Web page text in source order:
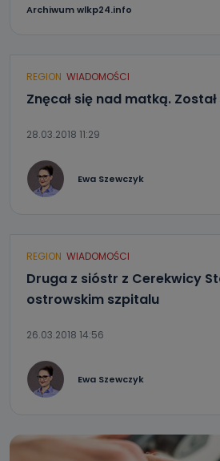
Archiwum wlkp24.info
REGION WIADOMOŚCI
Znęcał się nad matką.
28.03.2018 11:29
Ewa Szewczyk
REGION WIADOMOŚCI
Druga z sióstr z Cerekwicy
ostrowskim szpitalu
26.03.2018 14:56
Ewa Szewczyk